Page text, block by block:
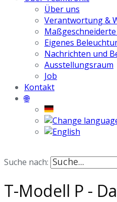
Über uns
Verantwortung &
Eigenes
Nachrichten und
Ausstellungsraum
Job
Kontakt
🌐
Suche nach:
T-Modell P -